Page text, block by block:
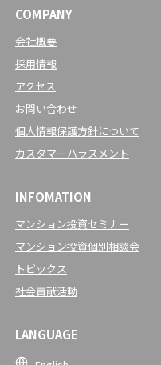
COMPANY
会社概要
採用情報
アクセス
お問い合わせ
個人情報保護方針について
カスタマーハラスメント
INFOMATION
マンション投資セミナー
マンション投資個別相談会
トピックス
社会貢献活動
LANGUAGE